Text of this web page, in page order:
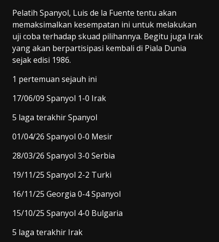
Pelatih Spanyol, Luis de la Fuente tentu akan
memaksimalkan kesempatan ini untuk melakukan
uji coba terhadap skuad pilihannya. Begitu juga Irak
yang akan berpartisipasi kembali di Piala Dunia
sejak edisi 1986.
1 pertemuan sejauh ini
17/06/09 Spanyol 1-0 Irak
5 laga terakhir Spanyol
01/04/26 Spanyol 0-0 Mesir
28/03/26 Spanyol 3-0 Serbia
19/11/25 Spanyol 2-2 Turki
16/11/25 Georgia 0-4 Spanyol
15/10/25 Spanyol 4-0 Bulgaria
5 laga terakhir Irak